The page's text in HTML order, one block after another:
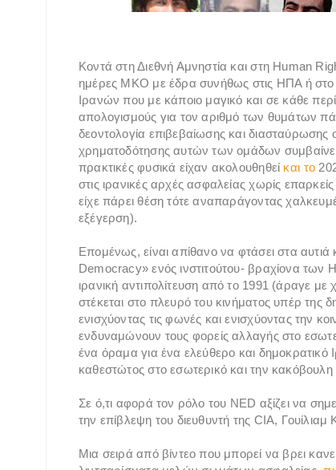
Κοντά στη Διεθνή Αμνηστία και στη Human
ημέρες ΜΚΟ με έδρα συνήθως στις ΗΠΑ ή στο
Ιρανών που με κάποιο μαγικό και σε κάθε
απολογισμούς για τον αριθμό των θυμάτων
δεοντολογία επιβεβαίωσης και διασταύρωσης
χρηματοδότησης αυτών των ομάδων
πρακτικές φυσικά είχαν ακολουθηθεί και το
στις ιρανικές αρχές ασφαλείας χωρίς
είχε πάρει θέση τότε αναπαράγοντας
εξέγερση).
Επομένως, είναι απίθανο να φτάσει στα
Democracy» ενός ινστιτούτου- βραχίονα των
ιρανική αντιπολίτευση από το 1991 (άραγε με
στέκεται στο πλευρό του κινήματος υπέρ της
ενισχύοντας τις φωνές και ενισχύοντας την
ενδυναμώνουν τους φορείς αλλαγής στο
ένα όραμα για ένα ελεύθερο και
καθεστώτος στο εσωτερικό και την
Σε ό,τι αφορά τον ρόλο του NED αξίζει να
την επίβλεψη του διευθυντή της CIA, Γουίλιαμ
Μια σειρά από βίντεο που μπορεί να βρει